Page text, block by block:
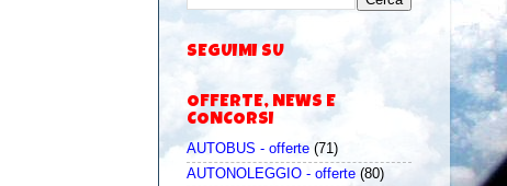
SEGUIMI SU
OFFERTE, NEWS E
CONCORSI
AUTOBUS - offerte (71)
AUTONOLEGGIO - offerte (80)